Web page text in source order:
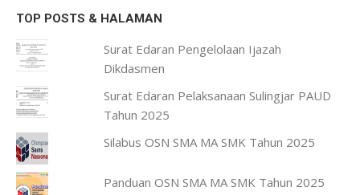
TOP POSTS & HALAMAN
Surat Edaran Pengelolaan Ijazah
Dikdasmen
Surat Edaran Pelaksanaan Sulingjar PAUD
Tahun 2025
Silabus OSN SMA MA SMK Tahun 2025
Panduan OSN SMA MA SMK Tahun 2025